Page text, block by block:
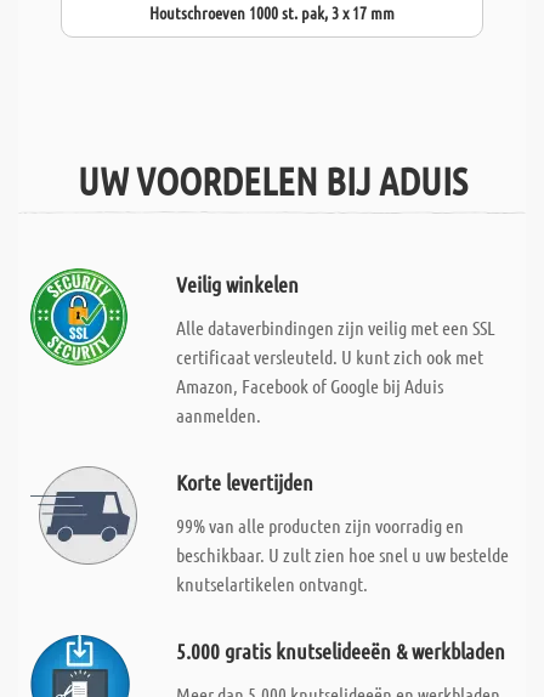
Houtschroeven 1000 st. pak, 3 x 17 mm
UW VOORDELEN BIJ ADUIS
Veilig winkelen
Alle dataverbindingen zijn veilig met een SSL
certificaat versleuteld. U kunt zich ook met
Amazon, Facebook of Google bij Aduis
aanmelden.
Korte levertijden
99% van alle producten zijn voorradig en
beschikbaar. U zult zien hoe snel u uw bestelde
knutselartikelen ontvangt.
5.000 gratis knutselideeën & werkbladen